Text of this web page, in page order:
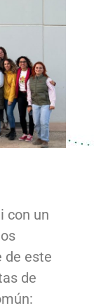
con un
de este
de